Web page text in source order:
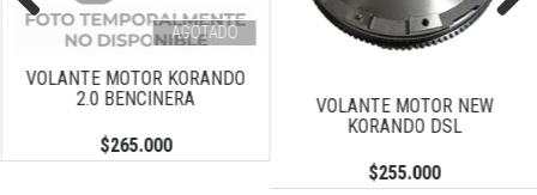
AGOTADO
VOLANTE MOTOR KORANDO
2.0 BENCINERA
$265.000
VOLANTE MOTOR NEW
KORANDO DSL
$255.000
Previous